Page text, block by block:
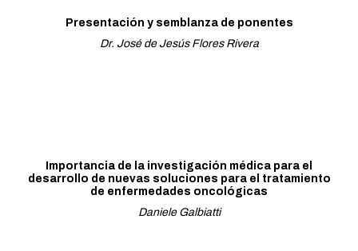
Presentación y semblanza de ponentes
Dr. José de Jesús Flores Rivera
Importancia de la investigación médica para el
desarrollo de nuevas soluciones para el tratamiento
de enfermedades oncológicas
Daniele Galbiatti